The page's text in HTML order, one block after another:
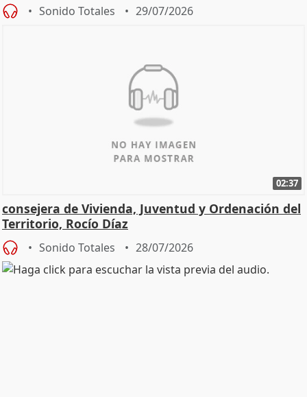
Sonido Totales 29/07/2026
02:37
consejera de Vivienda, Juventud y Ordenación del
Territorio, Rocío Díaz
Sonido Totales 28/07/2026